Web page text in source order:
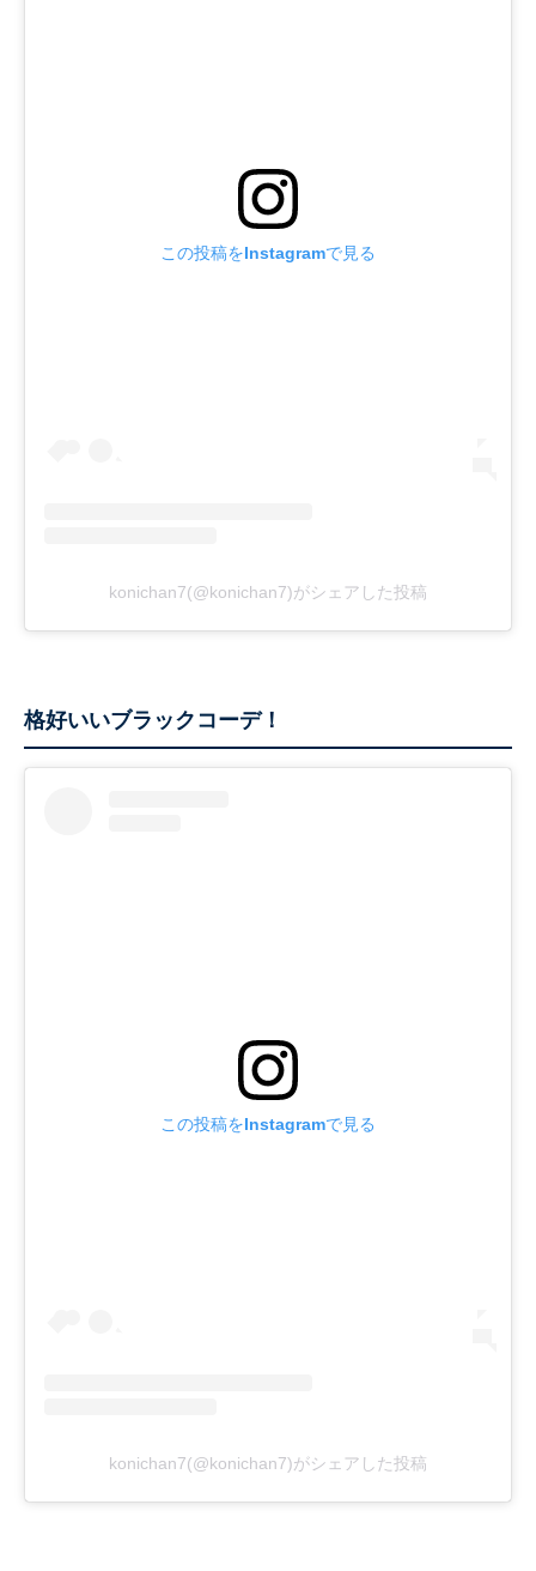
この投稿をInstagramで見る
konichan7(@konichan7)がシェアした投稿
格好いいブラックコーデ！
この投稿をInstagramで見る
konichan7(@konichan7)がシェアした投稿